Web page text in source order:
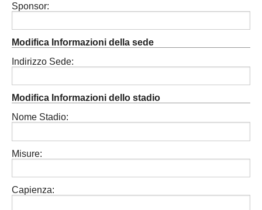
Sponsor:
Modifica Informazioni della sede
Indirizzo Sede:
Modifica Informazioni dello stadio
Nome Stadio:
Misure:
Capienza: